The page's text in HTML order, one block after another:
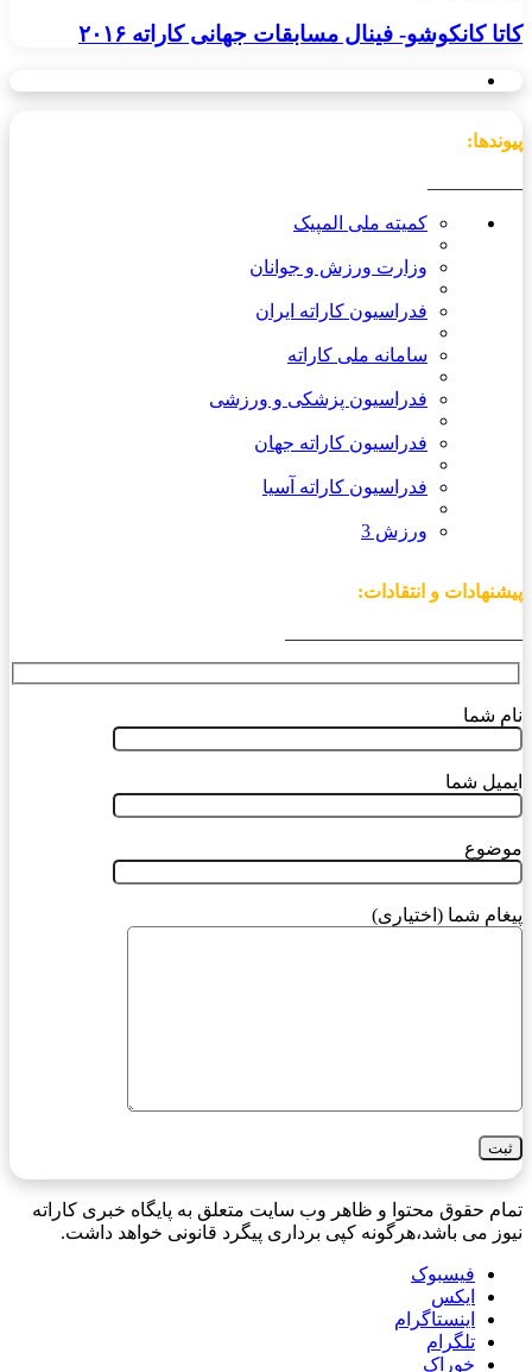
کاتا کانکوشو- فینال مسابقات جهانی کاراته ۲۰۱۶
پیوندها:
کمیته ملی المپیک
وزارت ورزش و جوانان
فدراسیون کاراته ایران
سامانه ملی کاراته
فدراسیون پزشکی و ورزشی
فدراسیون کاراته جهان
فدراسیون کاراته آسیا
ورزش 3
پیشنهادات و انتقادات:
نام شما
ایمیل شما
موضوع
پیغام شما (اختیاری)
تمام حقوق محتوا و ظاهر وب سایت متعلق به پایگاه خبری کاراته
نیوز می باشد،هرگونه کپی برداری پیگرد قانونی خواهد داشت.
فیسبوک
ایکس
اینستاگرام
تلگرام
خوراک